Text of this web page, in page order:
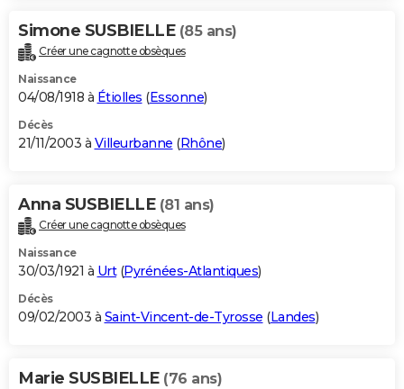
Simone SUSBIELLE (85 ans)
Créer une cagnotte obsèques
Naissance
04/08/1918 à Étiolles (Essonne)
Décès
21/11/2003 à Villeurbanne (Rhône)
Anna SUSBIELLE (81 ans)
Créer une cagnotte obsèques
Naissance
30/03/1921 à Urt(Pyrénées-Atlantiques)
Décès
09/02/2003 à Saint-Vincent-de-Tyrosse (Landes)
Marie SUSBIELLE (76 ans)